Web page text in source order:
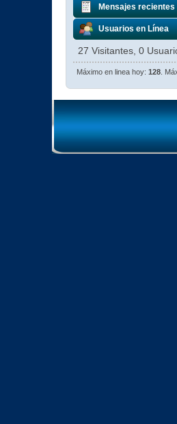
Mensajes recientes
Usuarios en Línea
27 Visitantes, 0
Máximo en linea hoy:128 .